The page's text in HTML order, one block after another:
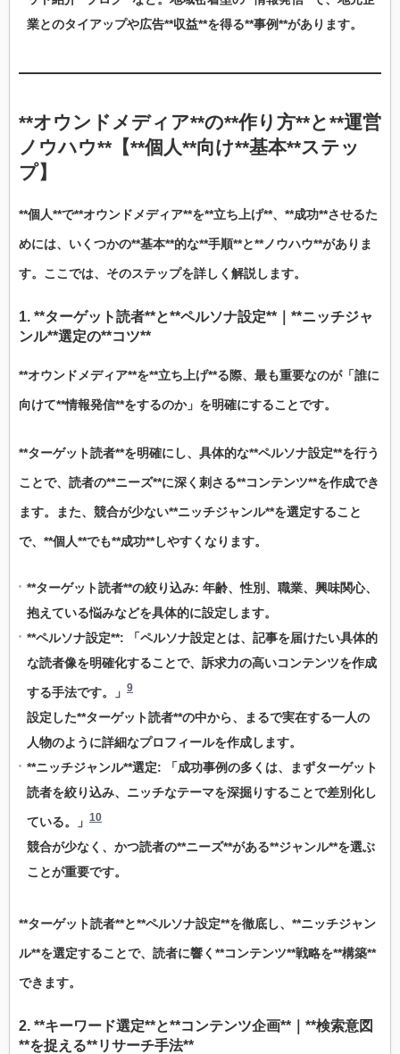
業とのタイアップや広告**収益**を得る**事例**があります。
**オウンドメディア**の**作り方**と**運営
ノウハウ**【**個人**向け**基本**ステッ
プ】
**個人**で**オウンドメディア**を**立ち上げ**、**成功**させるた
めには、いくつかの**基本**的な**手順**と**ノウハウ**がありま
す。ここでは、そのステップを詳しく解説します。
1. **ターゲット読者**と**ペルソナ設定**｜**ニッチジャ
ンル**選定の**コツ**
**オウンドメディア**を**立ち上げ**る際、最も重要なのが「誰に
向けて**情報発信**をするのか」を明確にすることです。
**ターゲット読者**を明確にし、具体的な**ペルソナ設定**を行う
ことで、読者の**ニーズ**に深く刺さる**コンテンツ**を作成でき
ます。また、競合が少ない**ニッチジャンル**を選定すること
で、**個人**でも**成功**しやすくなります。
**ターゲット読者**の絞り込み: 年齢、性別、職業、興味関心、
抱えている悩みなどを具体的に設定します。
**ペルソナ設定**: 「ペルソナ設定とは、記事を届けたい具体的
な読者像を明確化することで、訴求力の高いコンテンツを作成
する手法です。」 9
設定した**ターゲット読者**の中から、まるで実在する一人の
人物のように詳細なプロフィールを作成します。
**ニッチジャンル**選定: 「成功事例の多くは、まずターゲット
読者を絞り込み、ニッチなテーマを深掘りすることで差別化し
ている。」 10
競合が少なく、かつ読者の**ニーズ**がある**ジャンル**を選ぶ
ことが重要です。
**ターゲット読者**と**ペルソナ設定**を徹底し、**ニッチジャン
ル**を選定することで、読者に響く**コンテンツ**戦略を**構築**
できます。
2. **キーワード選定**と**コンテンツ企画**｜**検索意図
**を捉える**リサーチ手法**